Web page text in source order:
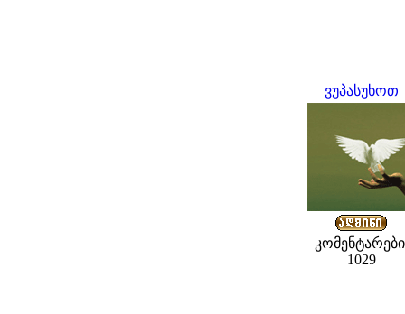
ვუპასუხოთ
1029